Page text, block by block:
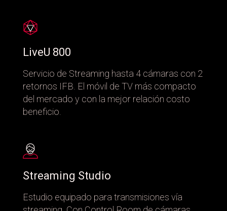
LiveU 800
Servicio de Streaming hasta 4 cámaras con 2
retornos IFB. El móvil de TV más compacto
del mercado y con la mejor relación costo
beneficio.
Streaming Studio
Estudio equipado para transmisiones vía